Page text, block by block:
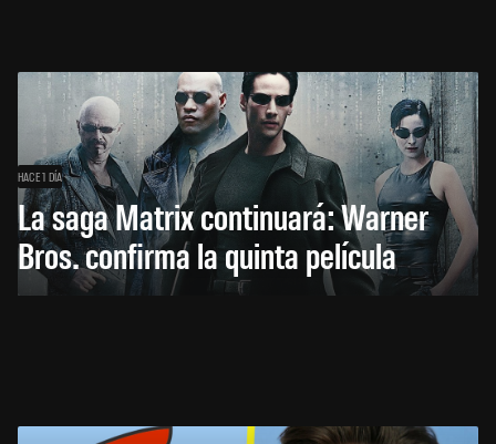
HACE 1 DÍA
La saga Matrix continuará: Warner
Bros. confirma la quinta película